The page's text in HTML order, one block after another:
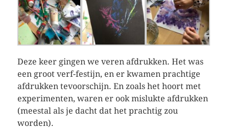
Deze keer gingen we veren afdrukken. Het was
een groot verf-festijn, en er kwamen prachtige
afdrukken tevoorschijn. En zoals het hoort met
experimenten, waren er ook mislukte afdrukken
(meestal als je dacht dat het prachtig zou
worden).